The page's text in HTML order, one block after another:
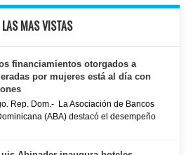
LAS MAS VISTAS
financiamientos otorgados a
por mujeres está al día con
Rep. Dom.- La Asociación de Bancos
(ABA) destacó el desempeño